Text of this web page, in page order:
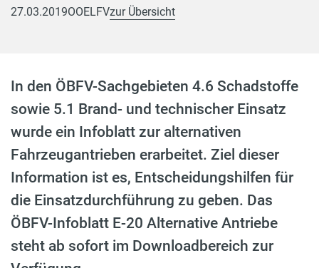
27.03.2019OOELFVzur Übersicht
In den ÖBFV-Sachgebieten 4.6 Schadstoffe
sowie 5.1 Brand- und technischer Einsatz
wurde ein Infoblatt zur alternativen
Fahrzeugantrieben erarbeitet. Ziel dieser
Information ist es, Entscheidungshilfen für
die Einsatzdurchführung zu geben. Das
ÖBFV-Infoblatt E-20 Alternative Antriebe
steht ab sofort im Downloadbereich zur